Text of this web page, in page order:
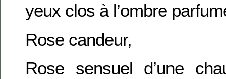
yeux clos à l’ombre
Rose candeur,
Rose sensuel d’une